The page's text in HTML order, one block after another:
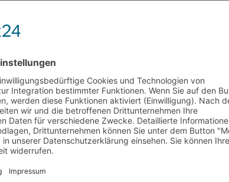
Niedergirmes eine spannende
der gewobau und der Nassauischen
erwarten die Teilnehmerinnen und Teilnehmer,
nach entspannenden Angeboten, kreativen
ist für jede*n etwas dabei!
Anmeldemöglichkeiten finden Sie auf der